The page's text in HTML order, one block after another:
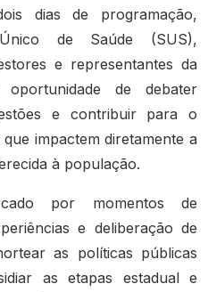
dias de programação,
de Saúde (SUS),
e representantes da
de debater
e contribuir para o
impactem diretamente a
à população.
por momentos de
e deliberação de
as políticas públicas
as etapas estadual e